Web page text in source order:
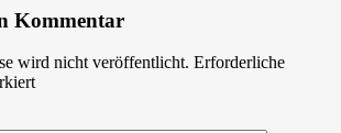
Kommentar
wird nicht veröffentlicht. Erforderliche